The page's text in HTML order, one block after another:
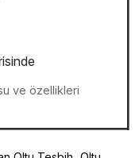
ve özellikleri